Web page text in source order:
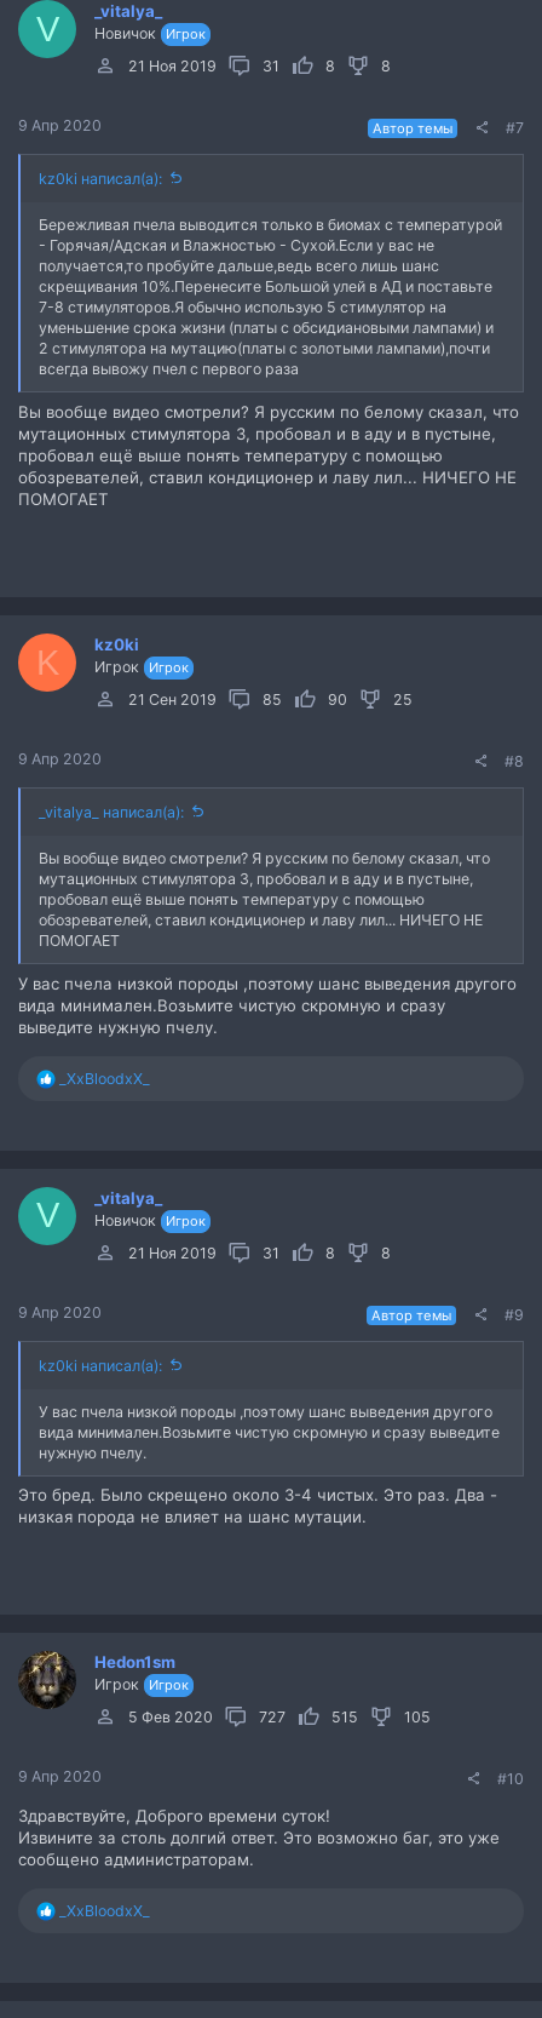
V _vitalya_
Новичок Игрок
21 Ноя 2019 31 8 8
9 Апр 2020 Автор темы #7
kz0ki написал(а):
Бережливая пчела выводится только в биомах с температурой
- Горячая/Адская и Влажностью - Сухой.Если у вас не
получается,то пробуйте дальше,ведь всего лишь шанс
скрещивания 10%.Перенесите Большой улей в АД и поставьте
7-8 стимуляторов.Я обычно использую 5 стимулятор на
уменьшение срока жизни (платы с обсидиановыми лампами) и
2 стимулятора на мутацию(платы с золотыми лампами),почти
всегда вывожу пчел с первого раза
Вы вообще видео смотрели? Я русским по белому сказал, что
мутационных стимулятора 3, пробовал и в аду и в пустыне,
пробовал ещё выше понять температуру с помощью
обозревателей, ставил кондиционер и лаву лил... НИЧЕГО НЕ
ПОМОГАЕТ
K kz0ki
Игрок Игрок
21 Сен 2019 85 90 25
9 Апр 2020 #8
_vitalya_ написал(а):
Вы вообще видео смотрели? Я русским по белому сказал, что
мутационных стимулятора 3, пробовал и в аду и в пустыне,
пробовал ещё выше понять температуру с помощью
обозревателей, ставил кондиционер и лаву лил... НИЧЕГО НЕ
ПОМОГАЕТ
У вас пчела низкой породы ,поэтому шанс выведения другого
вида минимален.Возьмите чистую скромную и сразу
выведите нужную пчелу.
Р
и
_XxBloodxX_
V _vitalya_
Новичок Игрок
21 Ноя 2019 31 8 8
9 Апр 2020 Автор темы #9
kz0ki написал(а):
У вас пчела низкой породы ,поэтому шанс выведения другого
вида минимален.Возьмите чистую скромную и сразу выведите
нужную пчелу.
Это бред. Было скрещено около 3-4 чистых. Это раз. Два -
низкая порода не влияет на шанс мутации.
Hedon1sm
Игрок Игрок
5 Фев 2020 727 515 105
9 Апр 2020 #10
Здравствуйте, Доброго времени суток!
Извините за столь долгий ответ. Это возможно баг, это уже
сообщено администраторам.
Р_XxBloodxX_